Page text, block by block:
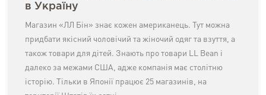
в Україну
Магазин «ЛЛ Бін» знає кожен американець. Тут можна
придбати якісний чоловічий та жіночий одяг та взуття, а
також товари для дітей. Знають про товари LL Bean і
далеко за межами США, адже компанія має столітню
історію. Тільки в Японії працює 25 магазинів, на